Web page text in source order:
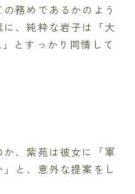
務めであるかのよう
、純粋な岩子は「大
とすっかり同情して
、紫苑は彼女に「軍
と、意外な提案をし